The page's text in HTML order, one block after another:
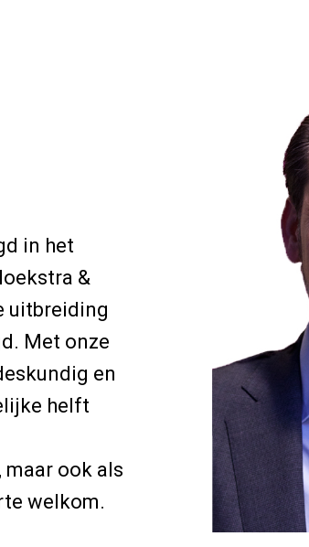
in het
&
uitbreiding
Met onze
en
helft
ook als
welkom.